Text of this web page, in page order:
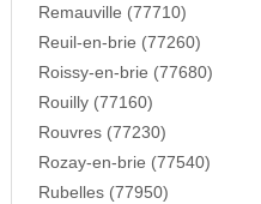
Remauville (77710)
Reuil-en-brie (77260)
Roissy-en-brie (77680)
Rouilly (77160)
Rouvres (77230)
Rozay-en-brie (77540)
Rubelles (77950)